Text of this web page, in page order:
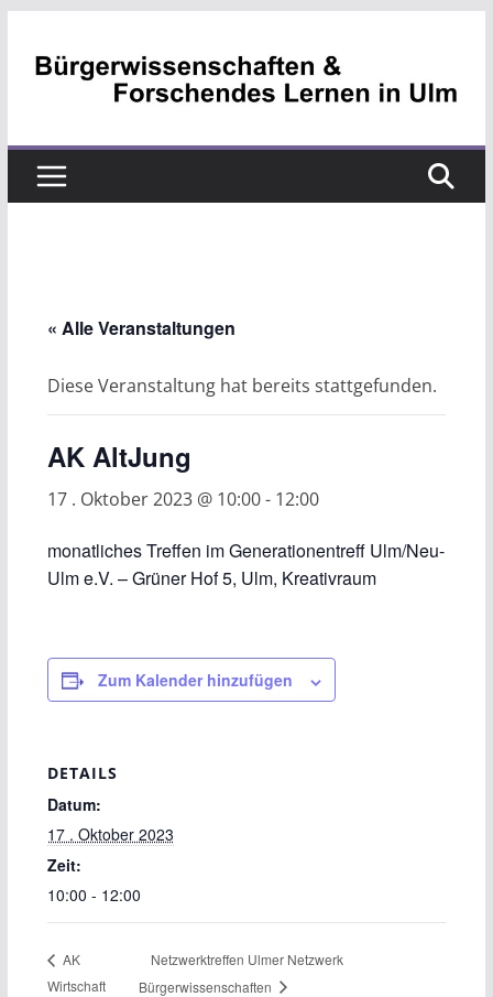
Inhalt
« Alle Veranstaltungen
Diese Veranstaltung hat bereits stattgefunden.
AK AltJung
17 . Oktober 2023 @ 10:00- 12:00
monatliches Treffen im Generationentreff Ulm/Neu-
Ulm e.V. – Grüner Hof 5, Ulm, Kreativraum
Zum Kalender hinzufügen
DETAILS
Datum:
17 . Oktober 2023
Zeit:
10:00 - 12:00
AK
Wirtschaft
Netzwerktreffen Ulmer Netzwerk
Bürgerwissenschaften